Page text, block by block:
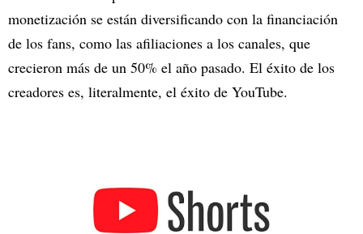
monetización se están diversificando con la financiación
de los fans, como las afiliaciones a los canales, que
crecieron más de un 50% el año pasado. El éxito de los
creadores es, literalmente, el éxito de YouTube.